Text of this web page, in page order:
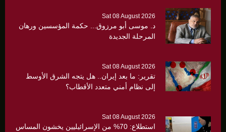
Sat 08 August 2026
د. موسى أبو مرزوق... حكمة المؤسسين ورهان
المرحلة الجديدة
Sat 08 August 2026
تقرير: ما بعد إيران.. هل يتجه الشرق الأوسط
إلى نظام أمني متعدد الأقطاب؟
Sat 08 August 2026
استطلاع: 70% من الإسرائيليين يخشون المساس